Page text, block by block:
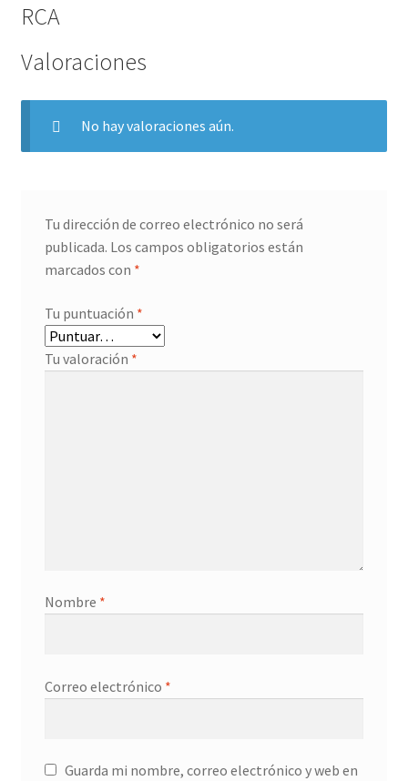
RCA
Valoraciones
No hay valoraciones aún.
Tu dirección de correo electrónico no será
publicada. Los campos obligatorios están
marcados con *
Tu puntuación *
Tu valoración *
Nombre *
Correo electrónico *
Guarda mi nombre, correo electrónico y web en